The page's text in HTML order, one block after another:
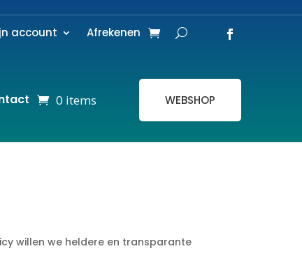
account Afrekenen
0 items WEBSHOP
willen we heldere en transparante